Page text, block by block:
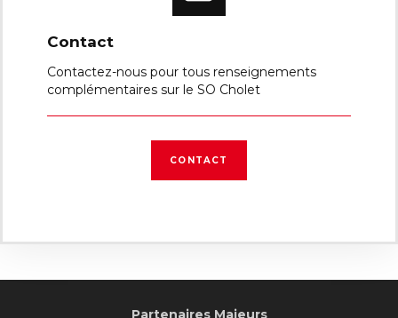
Contact
Contactez-nous pour tous renseignements
complémentaires sur le SO Cholet
CONTACT
Partenaires Majeurs